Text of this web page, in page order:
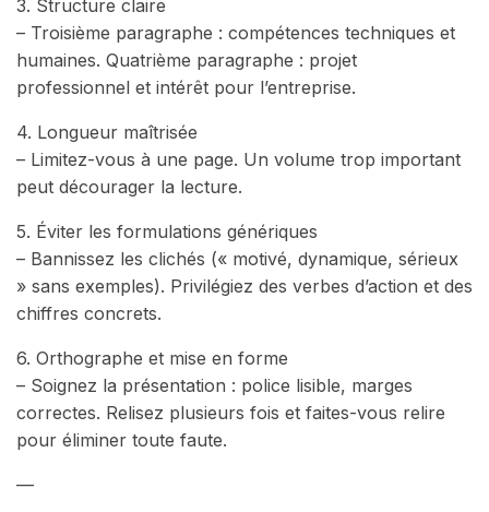
3. Structure claire
– Troisième paragraphe : compétences techniques et
humaines. Quatrième paragraphe : projet
professionnel et intérêt pour l’entreprise.
4. Longueur maîtrisée
– Limitez-vous à une page. Un volume trop important
peut décourager la lecture.
5. Éviter les formulations génériques
– Bannissez les clichés (« motivé, dynamique, sérieux
» sans exemples). Privilégiez des verbes d’action et des
chiffres concrets.
6. Orthographe et mise en forme
– Soignez la présentation : police lisible, marges
correctes. Relisez plusieurs fois et faites-vous relire
pour éliminer toute faute.
—